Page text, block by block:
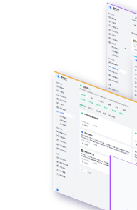
构算力统一纳管
型算力全面优化
沙js800000,金沙js93488,中国
多品牌CPU与GPU异构多端
术瓶颈，可根据模型、芯片类
使用效率。
专家咨询 >>
载金沙js800000,金沙js93488,